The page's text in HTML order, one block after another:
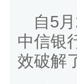
自5
中信银
效破解